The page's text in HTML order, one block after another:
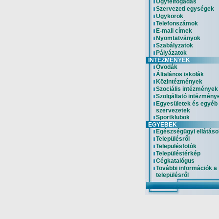
Ügyfélfogadás
Szervezeti egységek
Ügykörök
Telefonszámok
E-mail címek
Nyomtatványok
Szabályzatok
Pályázatok
INTÉZMÉNYEK
Óvodák
Általános iskolák
Közintézmények
Szociális intézmények
Szolgáltató
Egyesületek és egyéb
szervezetek
Sportklubok
EGYEBEK
Egészségügyi
Településről
Településfotók
Településtérkép
Cégkatalógus
További információk a
településről